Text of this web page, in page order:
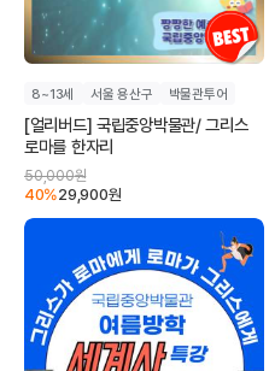
8~13세 서울 용산구 박물관투어
[얼리버드] 국립중앙박물관/ 그리스
로마를 한자리
50,000원
40%29,900원